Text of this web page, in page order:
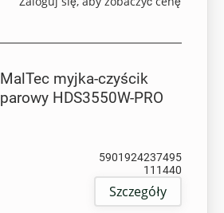
MalTec myjka-czyścik
parowy HDS3550W-PRO
5901924237495
111440
Szczegóły